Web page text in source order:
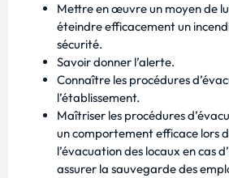
Mettre en œuvre un moyen de
éteindre efficacement un
sécurité.
Savoir donner l’alerte.
Connaître les procédures
l’établissement.
Maîtriser les procédures
un comportement efficace lors
l’évacuation des locaux en cas
assurer la sauvegarde des